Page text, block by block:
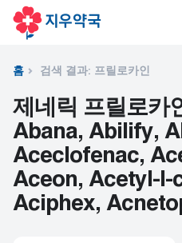
홈 검색 결과: 프릴로카인
제네릭 프릴로카
Abana, Abilify,
Aceclofenac,
Aceon, Acetyl-l-
Aciphex,